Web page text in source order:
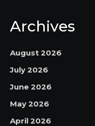
Archives
August 2026
July 2026
June 2026
May 2026
April 2026